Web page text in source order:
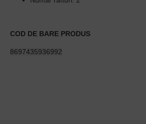
COD DE BARE PRODUS
8697435936992